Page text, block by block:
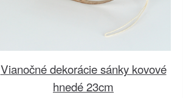
Vianočné dekorácie sánky kovové
hnedé 23cm